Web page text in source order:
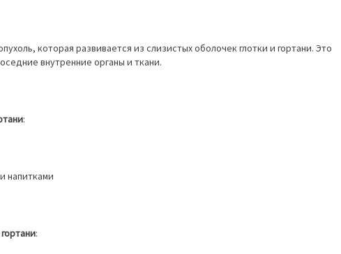
которая развивается из слизистых оболочек глотки и гортани. Это
внутренние органы и ткани.
:
напитками
: